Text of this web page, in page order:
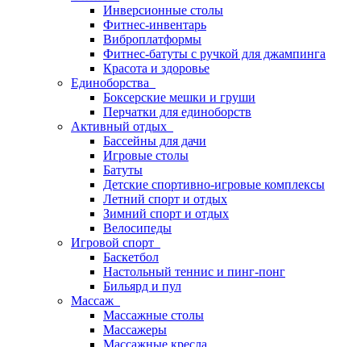
Инверсионные столы
Фитнес-инвентарь
Виброплатформы
Фитнес-батуты с ручкой для джампинга
Красота и здоровье
Единоборства
Боксерские мешки и груши
Перчатки для единоборств
Активный отдых
Бассейны для дачи
Игровые столы
Батуты
Детские спортивно-игровые комплексы
Летний спорт и отдых
Зимний спорт и отдых
Велосипеды
Игровой спорт
Баскетбол
Настольный теннис и пинг-понг
Бильярд и пул
Массаж
Массажные столы
Массажеры
Массажные кресла